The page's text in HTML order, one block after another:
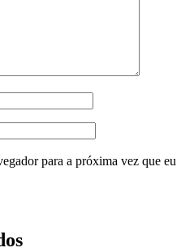
para a próxima vez que eu